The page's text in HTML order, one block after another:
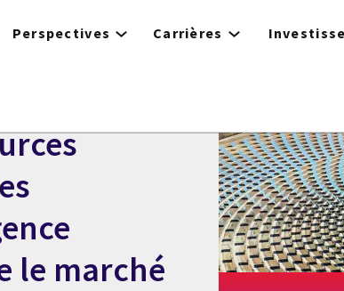
Perspectives Carrières
le marché